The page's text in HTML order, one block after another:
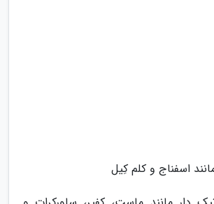
اسفناج و کلم کِیل